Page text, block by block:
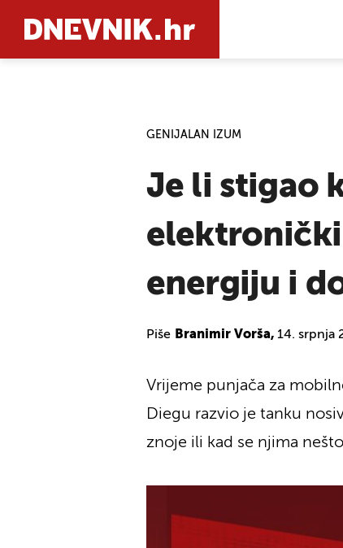
GENIJALAN IZUM
Je li stigao
energiju i
Piše Branimir Vorša, 14. srpnja
Vrijeme punjača za
Diegu razvio je tanku
znoje ili kad se njima